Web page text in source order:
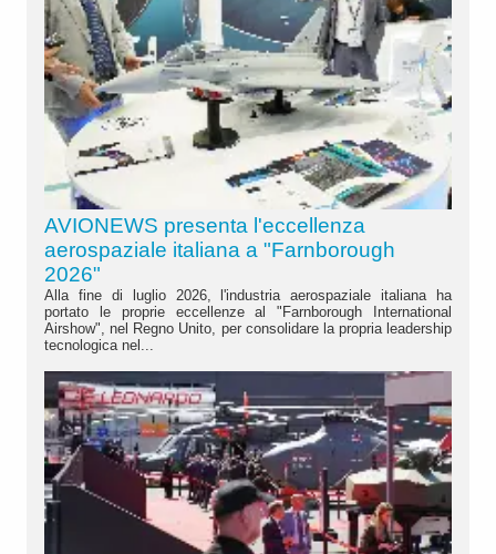
AVIONEWS presenta l'eccellenza
aerospaziale italiana a "Farnborough
2026"
Alla fine di luglio 2026, l'industria aerospaziale italiana ha
portato le proprie eccellenze al "Farnborough International
Airshow", nel Regno Unito, per consolidare la propria leadership
tecnologica nel...